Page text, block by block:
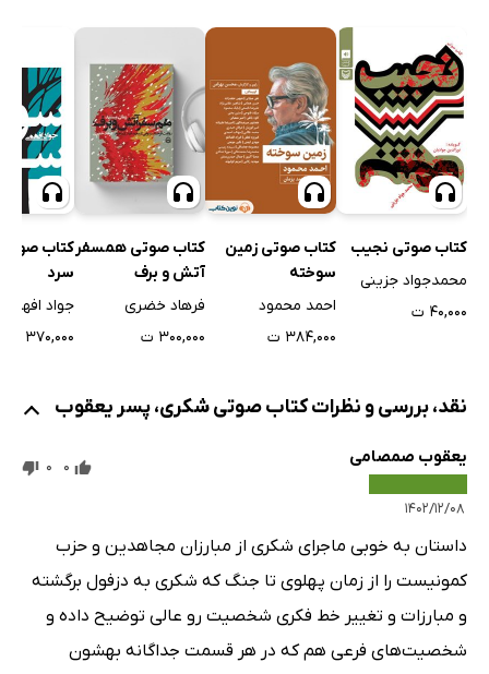
کتاب صوتی نجیب
محمدجواد جزینی
۴۰,۰۰۰ ت
کتاب صوتی زمین
سوخته
احمد محمود
۳۸۴,۰۰۰ ت
کتاب صوتی همسفر
آتش و برف
فرهاد خضری
۳۰۰,۰۰۰ ت
کتاب
سرد
جواد افهمی
۳۷۰,۰۰۰ ت
نقد، بررسی و نظرات کتاب صوتی شکری، پسر یعقوب
یعقوب صمصامی
۱۴۰۲/۱۲/۰۸
0
0
داستان به خوبی ماجرای شکری از مبارزان مجاهدین و حزب
کمونیست را از زمان پهلوی تا جنگ که شکری به دزفول برگشته
و مبارزات و تغییر خط فکری شخصیت رو عالی توضیح داده و
شخصیت‌های فرعی هم که در هر قسمت جداگانه بهشون